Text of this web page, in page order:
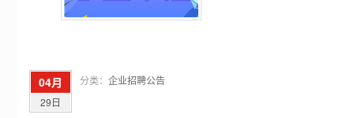
04月
29日
分类： 企业招聘公告